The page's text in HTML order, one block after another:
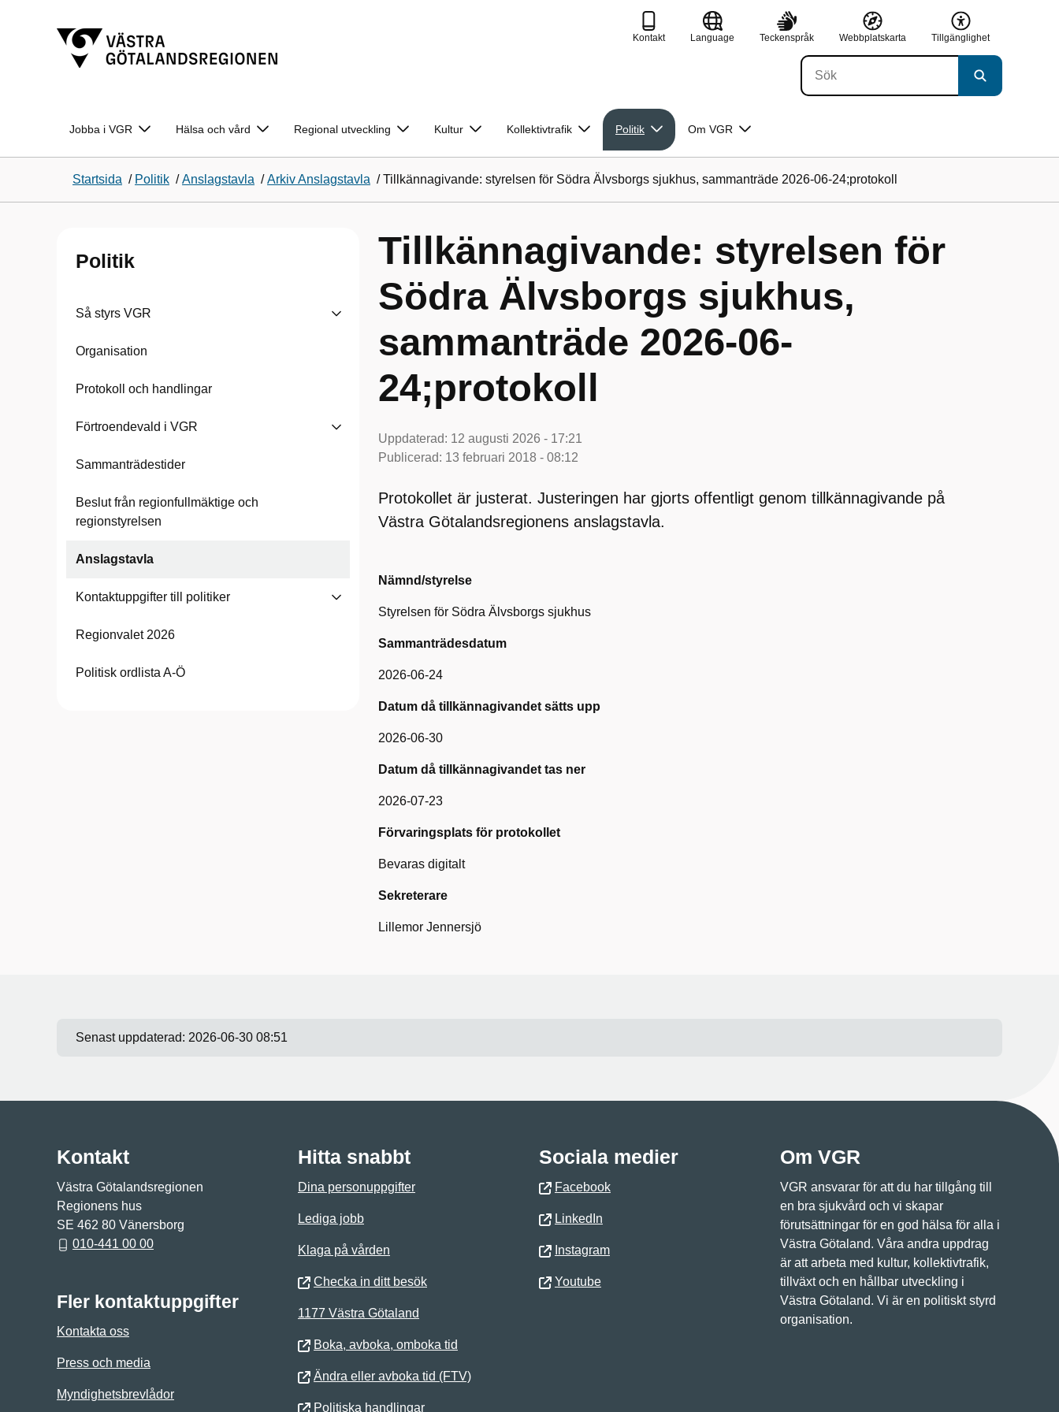
Kontakt Language Teckenspråk Webbplatskarta Tillgänglighet
Jobba i VGR Hälsa och vård Regional utveckling Kultur Kollektivtrafik Politik Om VGR
Startsida / Politik /Anslagstavla /Arkiv Anslagstavla /Tillkännagivande: styrelsen för Södra Älvsborgs sjukhus, sammanträde 2026-06-24;protokoll
Politik
Så styrs VGR
Organisation
Protokoll och handlingar
Förtroendevald i VGR
Sammanträdestider
Beslut från regionfullmäktige och
regionstyrelsen
Anslagstavla
Kontaktuppgifter till politiker
Regionvalet 2026
Politisk ordlista A-Ö
Tillkännagivande: styrelsen för
Södra Älvsborgs sjukhus,
sammanträde 2026-06-
24;protokoll
Uppdaterad: 12 augusti 2026 - 17:21
Publicerad: 13 februari 2018 - 08:12
Protokollet är justerat. Justeringen har gjorts offentligt genom tillkännagivande på
Västra Götalandsregionens anslagstavla.
Nämnd/styrelse
Styrelsen för Södra Älvsborgs sjukhus
Sammanträdesdatum
2026-06-24
Datum då tillkännagivandet sätts upp
2026-06-30
Datum då tillkännagivandet tas ner
2026-07-23
Förvaringsplats för protokollet
Bevaras digitalt
Sekreterare
Lillemor Jennersjö
Senast uppdaterad: 2026-06-30 08:51
Kontakt
Västra Götalandsregionen
Regionens hus
SE 462 80 Vänersborg
010-441 00 00
Fler kontaktuppgifter
Kontakta oss
Press och media
Myndighetsbrevlådor
Hitta snabbt
Dina personuppgifter
Lediga jobb
Klaga på vården
Checka in ditt besök
1177 Västra Götaland
Boka, avboka, omboka tid
Ändra eller avboka tid (FTV)
Politiska handlingar
Sociala medier
Facebook
LinkedIn
Instagram
Youtube
Om VGR
VGR ansvarar för att du har tillgång till
en bra sjukvård och vi skapar
förutsättningar för en god hälsa för alla i
Västra Götaland. Våra andra uppdrag
är att arbeta med kultur, kollektivtrafik,
tillväxt och en hållbar utveckling i
Västra Götaland. Vi är en politiskt styrd
organisation.